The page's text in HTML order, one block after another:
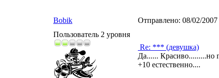
Bobik Отправлено: 08/02/
Пользователь 2 уровня
Re: *** (девушка)
Да...... Красиво.........но
+10 естественно....